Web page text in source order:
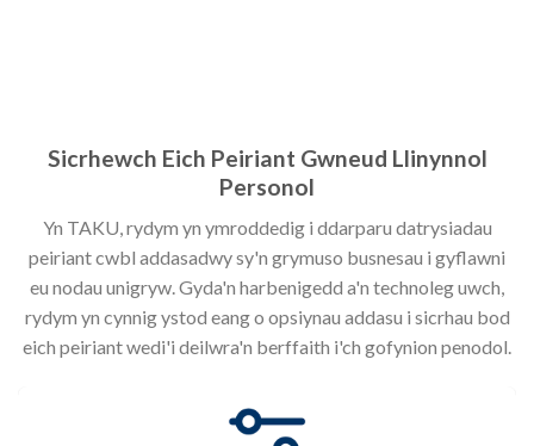
Sicrhewch Eich Peiriant Gwneud Llinynnol
Personol
Yn TAKU, rydym yn ymroddedig i ddarparu datrysiadau
peiriant cwbl addasadwy sy'n grymuso busnesau i gyflawni
eu nodau unigryw. Gyda'n harbenigedd a'n technoleg uwch,
rydym yn cynnig ystod eang o opsiynau addasu i sicrhau bod
eich peiriant wedi'i deilwra'n berffaith i'ch gofynion penodol.